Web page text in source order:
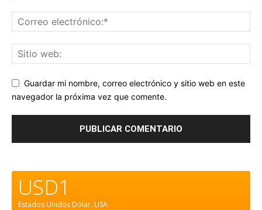
Guardar mi nombre, correo electrónico y sitio web en este
navegador la próxima vez que comente.
USD1
Estados Unidos Dólar. USA